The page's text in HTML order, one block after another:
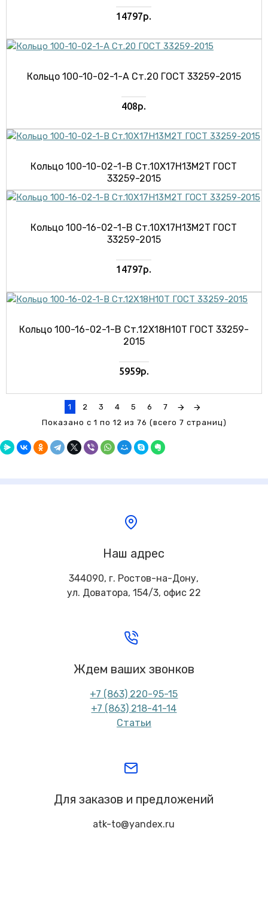
14797р.
Кольцо 100-10-02-1-А Ст.20 ГОСТ 33259-2015
408р.
Кольцо 100-10-02-1-В Ст.10Х17Н13М2Т ГОСТ
33259-2015
Кольцо 100-16-02-1-В Ст.10Х17Н13М2Т ГОСТ
33259-2015
14797р.
Кольцо 100-16-02-1-В Ст.12Х18Н10Т ГОСТ 33259-
2015
5959р.
1 2 3 4 5 6
7
Показано с 1 по 12 из 76 (всего 7 страниц)
Наш адрес
344090, г. Ростов-на-Дону,
ул. Доватора, 154/3, офис 22
Ждем ваших звонков
+7 (863) 220-95-15
+7 (863) 218-41-14
Статьи
Для заказов и предложений
atk-to@yandex.ru